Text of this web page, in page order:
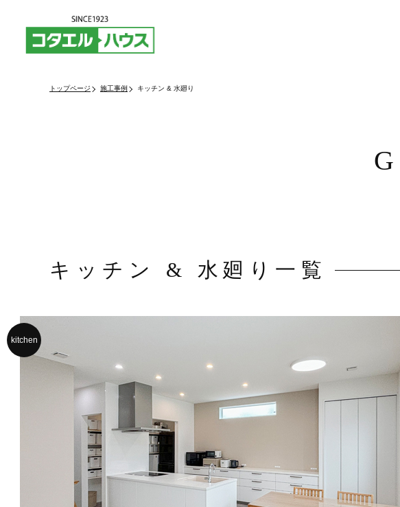
トップページ 施工事例 キッチン & 水廻り
キッチン & 水廻り一覧
kitchen